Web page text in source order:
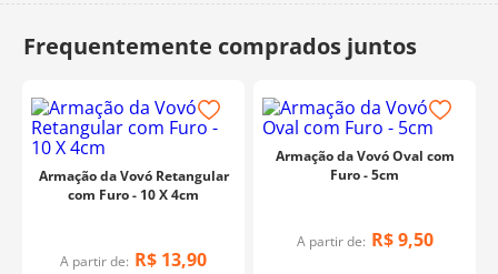
Armação da Vovó Retangular
com Furo - 10 X 4cm
A partir de: R$ 13,90
Armação da Vovó Oval com
Furo - 5cm
A partir de: R$ 9,50